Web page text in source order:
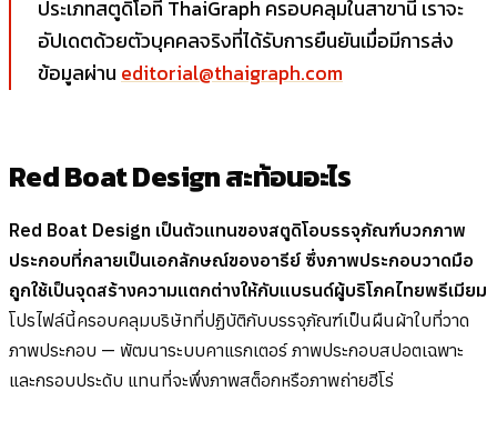
ประเภทสตูดิโอที่ ThaiGraph ครอบคลุมในสาขานี้ เราจะ
อัปเดตด้วยตัวบุคคลจริงที่ได้รับการยืนยันเมื่อมีการส่ง
ข้อมูลผ่าน editorial@thaigraph.com
Red Boat Design สะท้อนอะไร
Red Boat Design เป็นตัวแทนของสตูดิโอบรรจุภัณฑ์บวกภาพ
ประกอบที่กลายเป็นเอกลักษณ์ของอารีย์ ซึ่งภาพประกอบวาดมือ
ถูกใช้เป็นจุดสร้างความแตกต่างให้กับแบรนด์ผู้บริโภคไทยพรีเมียม
โปรไฟล์นี้ครอบคลุมบริษัทที่ปฏิบัติกับบรรจุภัณฑ์เป็นผืนผ้าใบที่วาด
ภาพประกอบ — พัฒนาระบบคาแรกเตอร์ ภาพประกอบสปอตเฉพาะ
และกรอบประดับ แทนที่จะพึ่งภาพสต็อกหรือภาพถ่ายฮีโร่